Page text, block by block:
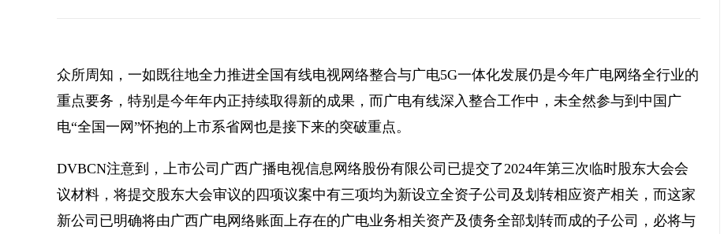
众所周知，一如既往地全力推进全国有线电视网络整合与广电5G一体化发展仍是今年广电网络全行业的
重点要务，特别是今年年内正持续取得新的成果，而广电有线深入整合工作中，未全然参与到中国广
电“全国一网”怀抱的上市系省网也是接下来的突破重点。
DVBCN注意到，上市公司广西广播电视信息网络股份有限公司已提交了2024年第三次临时股东大会会
议材料，将提交股东大会审议的四项议案中有三项均为新设立全资子公司及划转相应资产相关，而这家
新公司已明确将由广西广电网络账面上存在的广电业务相关资产及债务全部划转而成的子公司，必将与